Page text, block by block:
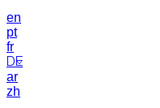
en
pt
fr
DE
ar
zh